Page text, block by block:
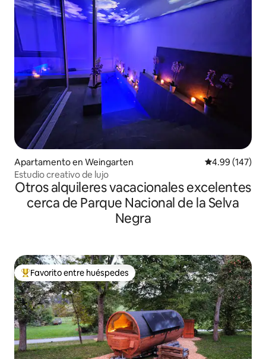
Apartamento en Weingarten Calificación
4.99 (147)
Estudio creativo de lujo
Otros alquileres vacacionales excelentes
cerca de Parque Nacional de la Selva
Negra
Favorito entre huéspedes preferido
Favorito entre huéspedes